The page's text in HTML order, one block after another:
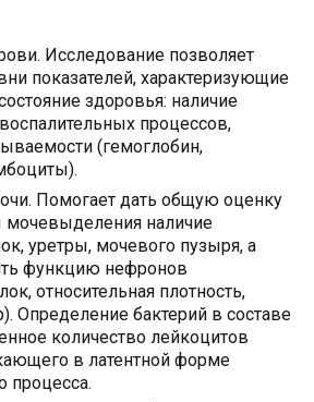
Исследование позволяет
показателей, характеризующие
здоровья: наличие
процессов,
(гемоглобин,
Помогает дать общую оценку
мочевыделения наличие
уретры, мочевого пузыря, а
функцию нефронов
относительная плотность,
Определение бактерий в составе
количество лейкоцитов
в латентной форме
процесса.